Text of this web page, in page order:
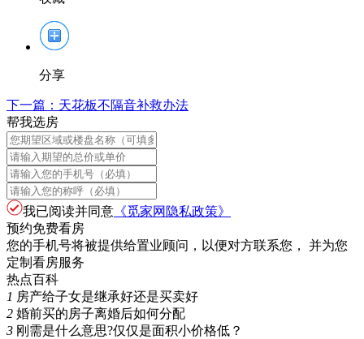
分享
下一篇： 天花板不隔音补救办法
帮我选房
我已阅读并同意 《觅家网隐私政策》
预约免费看房
您的手机号将被提供给置业顾问，以便对方联系您， 并为您
定制看房服务
热点百科
1 房产给子女是继承好还是买卖好
2 婚前买的房子离婚后如何分配
3 刚需是什么意思?仅仅是面积小价格低？